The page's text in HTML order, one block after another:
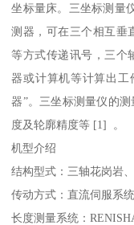
坐标量床。三坐标测量
测器，可在三个相互垂
等方式传递讯号，三个
器或计算机等计算出
器”。三坐标测量仪的
度及轮廓精度等 [1] 。
机型介绍
结构型式：三轴花岗岩
传动方式：直流伺服系
长度测量系统：